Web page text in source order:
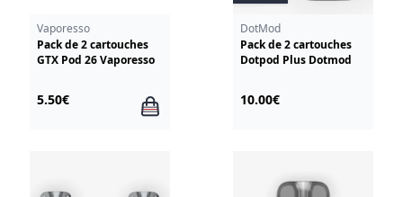
Vaporesso
Pack de 2 cartouches
GTX Pod 26 Vaporesso
5.50€
DotMod
Pack de 2 cartouches
Dotpod Plus Dotmod
10.00€